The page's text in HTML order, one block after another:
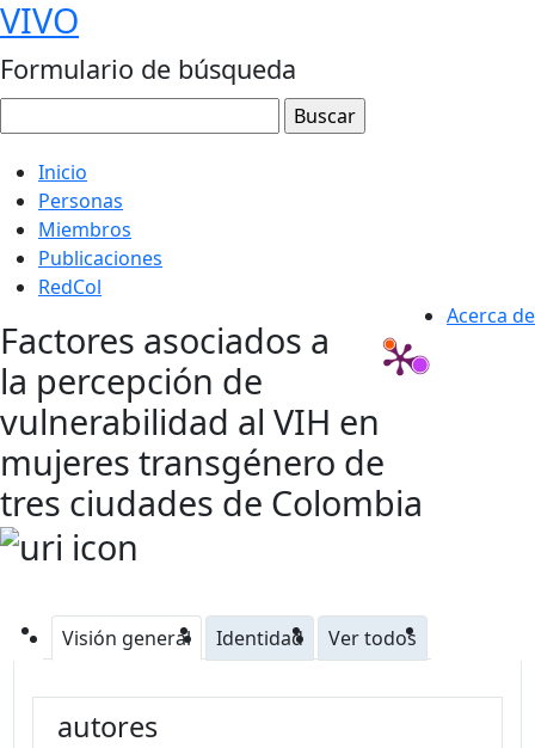
VIVO
Formulario de búsqueda
Inicio
Personas
Miembros
Publicaciones
RedCol
Acerca de
Factores asociados a
la percepción de
vulnerabilidad al VIH en
mujeres transgénero de
tres ciudades de Colombia
Visión general Identidad Ver todos
autores